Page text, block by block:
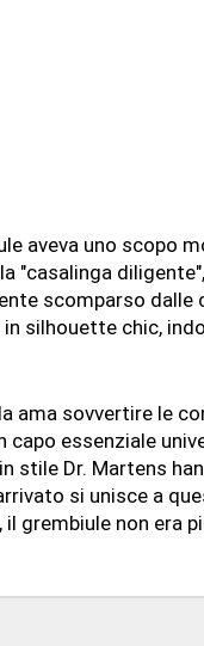
aveva uno scopo
"casalinga
scomparso
in silhouette chic,
ama sovvertire le
capo essenziale
stile Dr. Martens
si unisce a
il grembiule non era